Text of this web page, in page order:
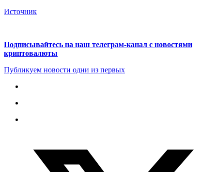
Источник
Подписывайтесь на наш телеграм-канал с новостями
криптовалюты
Публикуем новости одни из первых